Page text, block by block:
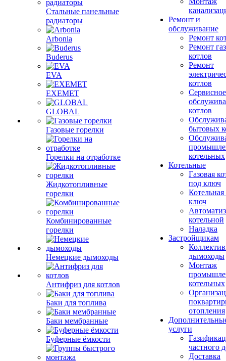
Стальные панельные
радиаторы
Arbonia
Buderus
EVA
EXEMET
GLOBAL
Газовые горелки
Горелки на отработке
Жидкотопливные
горелки
Комбинированные
горелки
Немецкие дымоходы
Антифриз для котлов
Баки для топлива
Баки мембранные
Буферные ёмкости
Ремонт и
обслуживание
Ремонт
Ремонт
котлов
Ремонт
котлов
Сервисное
котлов
бытовых
котельных
Котельные
Газовая
под ключ
ключ
котельной
Наладка
Застройщикам
дымоходы
Монтаж
котельных
отопления
услуги
частного
Доставка